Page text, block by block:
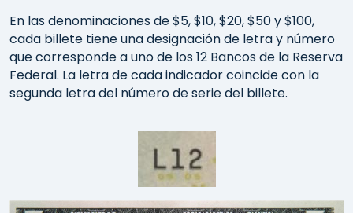
En las denominaciones de $5, $10, $20, $50 y $100,
cada billete tiene una designación de letra y número
que corresponde a uno de los 12 Bancos de la Reserva
Federal. La letra de cada indicador coincide con la
segunda letra del número de serie del billete.